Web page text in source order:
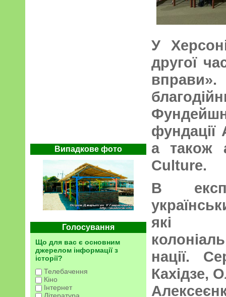
Випадкове фото
Голосування
Що для вас є основним
джерелом інформації з
історії?
Телебачення
Кіно
Інтернет
У
другої
а також
Culture.
В
які
нації.
Кахідзе,